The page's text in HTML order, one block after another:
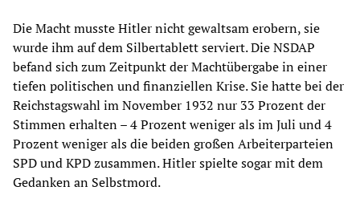
Die Macht musste Hitler nicht gewaltsam erobern, sie
wurde ihm auf dem Silbertablett serviert. Die NSDAP
befand sich zum Zeitpunkt der Machtübergabe in einer
tiefen politischen und finanziellen Krise. Sie hatte bei der
Reichstagswahl im November 1932 nur 33 Prozent der
Stimmen erhalten – 4 Prozent weniger als im Juli und 4
Prozent weniger als die beiden großen Arbeiterparteien
SPD und KPD zusammen. Hitler spielte sogar mit dem
Gedanken an Selbstmord.